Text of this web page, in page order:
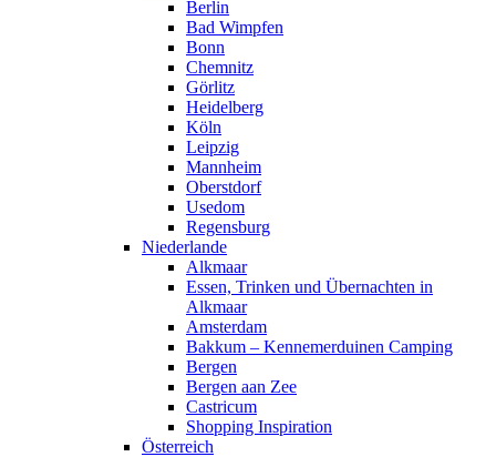
Berlin
Bad Wimpfen
Bonn
Chemnitz
Görlitz
Heidelberg
Köln
Leipzig
Mannheim
Oberstdorf
Usedom
Regensburg
Niederlande
Alkmaar
Essen, Trinken und Übernachten in
Alkmaar
Amsterdam
Bakkum – Kennemerduinen Camping
Bergen
Bergen aan Zee
Castricum
Shopping Inspiration
Österreich